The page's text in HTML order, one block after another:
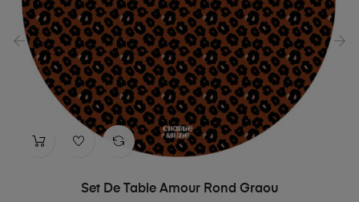
Set De Table Amour Rond Graou